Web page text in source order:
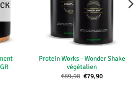
Protein Works - Wonder Shake
végétalien
€89,90 Le
prix
€79,90Le